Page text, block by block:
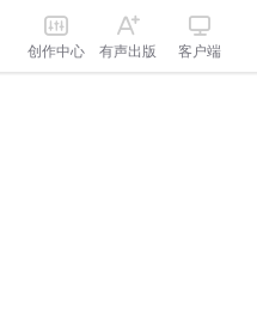
创作中心 有声出版 客户端